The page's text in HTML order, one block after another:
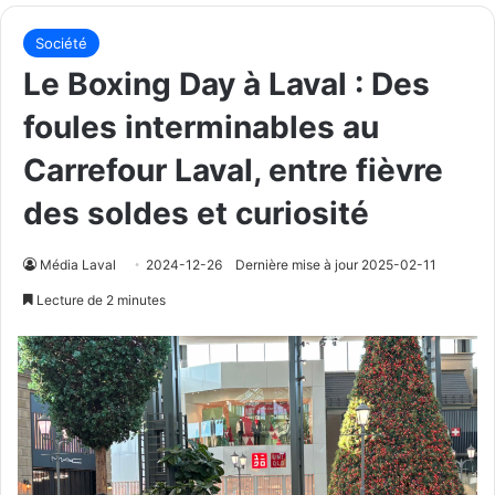
Société
Le Boxing Day à Laval : Des
foules interminables au
Carrefour Laval, entre fièvre
des soldes et curiosité
Média Laval 2024-12-26 Dernière mise à jour 2025-02-11
Lecture de 2 minutes